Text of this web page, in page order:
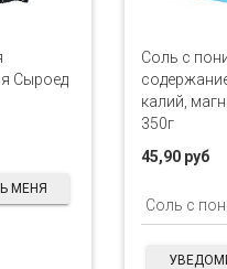
Сыроед
МЕНЯ
Соль с
калий,
350г
45,90 руб